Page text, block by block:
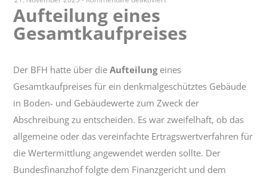
Gesamtkaufpreises
Aufteilung eines
Gesamtkaufpreises
Der BFH hatte über dieAufteilungeines
Gesamtkaufpreises für ein denkmalgeschütztes Gebäude
in Boden- und Gebäudewerte zum Zweck der
Abschreibung zu entscheiden. Es war zweifelhaft, ob das
allgemeine oder das vereinfachte Ertragswertverfahren für
die Wertermittlung angewendet werden sollte. Der
Bundesfinanzhof folgte dem Finanzgericht und dem